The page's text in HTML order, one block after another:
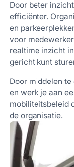
Door beter
efficiënter.
en
voor
realtime inzicht
gericht kunt
Door middelen
en werk je aan
mobiliteitsbeleid
de organisatie.